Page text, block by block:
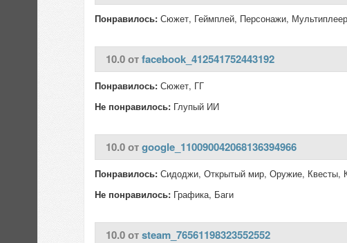
Понравилось: Сюжет, Геймплей, Персонажи,
10.0 отfacebook_412541752443192
Понравилось: Сюжет, ГГ
Не понравилось: Глупый ИИ
10.0 отgoogle_110090042068136394966
Понравилось: Сидоджи, Открытый мир, Оружие, Квесты,
Не понравилось: Графика, Баги
10.0 отsteam_76561198323552552